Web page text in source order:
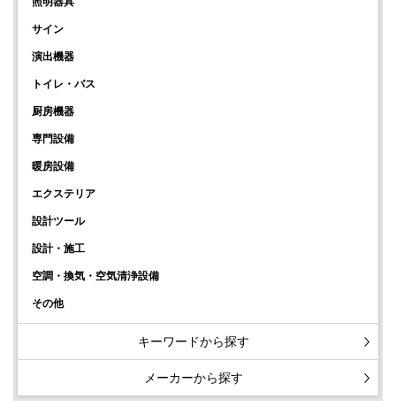
サイン
演出機器
トイレ・バス
厨房機器
専門設備
暖房設備
エクステリア
設計ツール
設計・施工
空調・換気・空気清浄設備
その他
キーワードから探す
メーカーから探す